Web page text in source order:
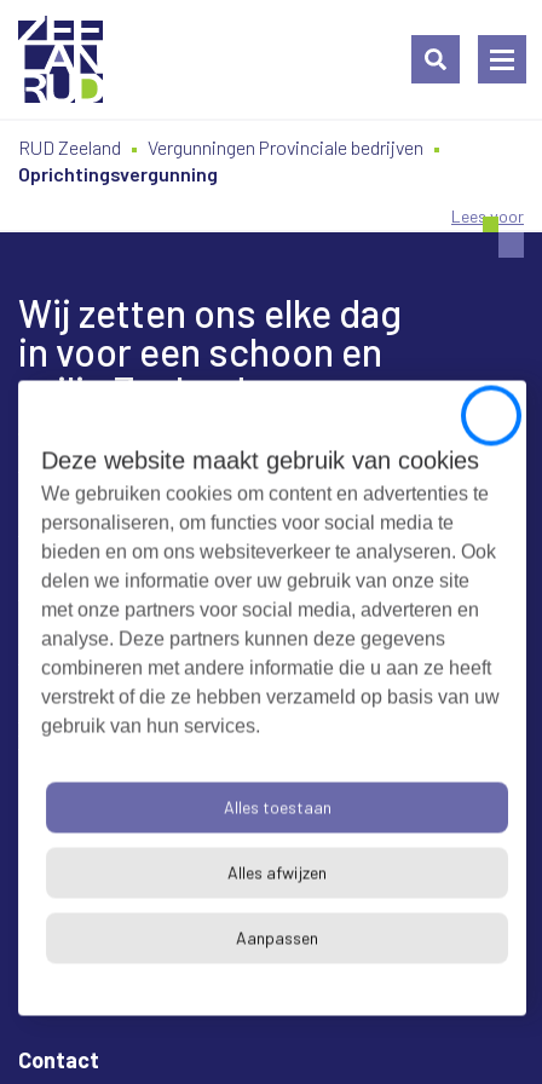
Close
Deze website maakt gebruik van cookies
We gebruiken cookies om content en advertenties te
personaliseren, om functies voor social media te
bieden en om ons websiteverkeer te analyseren. Ook
delen we informatie over uw gebruik van onze site
met onze partners voor social media, adverteren en
analyse. Deze partners kunnen deze gegevens
combineren met andere informatie die u aan ze heeft
verstrekt of die ze hebben verzameld op basis van uw
gebruik van hun services.
Alles toestaan
Alles afwijzen
Aanpassen
naar
naarRUD Zeeland
Vergunningen Provinciale bedrijven
Oprichtingsvergunning
Lees voor
Wij zetten ons elke dag
in voor een schoon en
veilig Zeeland
Contact
Werken bij RUD Zeeland
Milieuklacht melden
Algemene voorwaarden
Toegankelijkheid
Bezoekadres en postadres
* op afspraak
RUD Zeeland
Buitenruststraat 6
Contact